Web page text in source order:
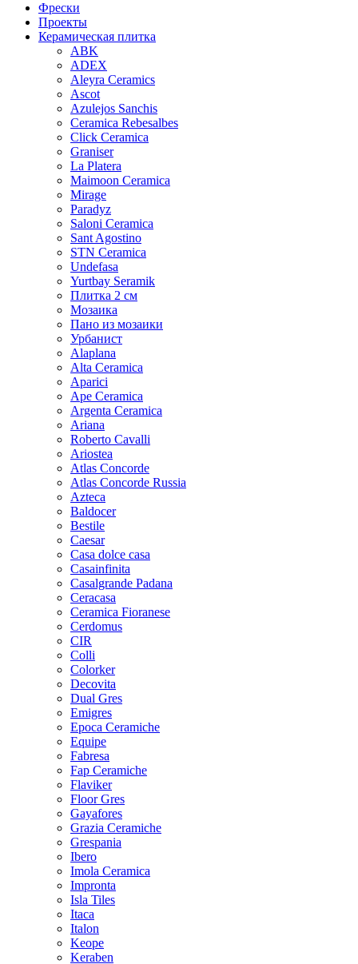
Фрески
Проекты
Керамическая плитка
ABK
ADEX
Aleyra Ceramics
Ascot
Azulejos Sanchis
Ceramica Rebesalbes
Click Ceramica
Graniser
La Platera
Maimoon Ceramica
Mirage
Paradyz
Saloni Ceramica
Sant Agostino
STN Ceramica
Undefasa
Yurtbay Seramik
Плитка 2 см
Мозаика
Пано из мозаики
Урбанист
Alaplana
Alta Ceramica
Aparici
Ape Ceramica
Argenta Ceramica
Ariana
Roberto Cavalli
Ariostea
Atlas Concorde
Atlas Concorde Russia
Azteca
Baldocer
Bestile
Caesar
Casa dolce casa
Casainfinita
Casalgrande Padana
Ceracasa
Ceramica Fioranese
Cerdomus
CIR
Colli
Colorker
Decovita
Dual Gres
Emigres
Epoca Ceramiche
Equipe
Fabresa
Fap Ceramiche
Flaviker
Floor Gres
Gayafores
Grazia Ceramiche
Grespania
Ibero
Imola Ceramica
Impronta
Isla Tiles
Itaca
Italon
Keope
Keraben